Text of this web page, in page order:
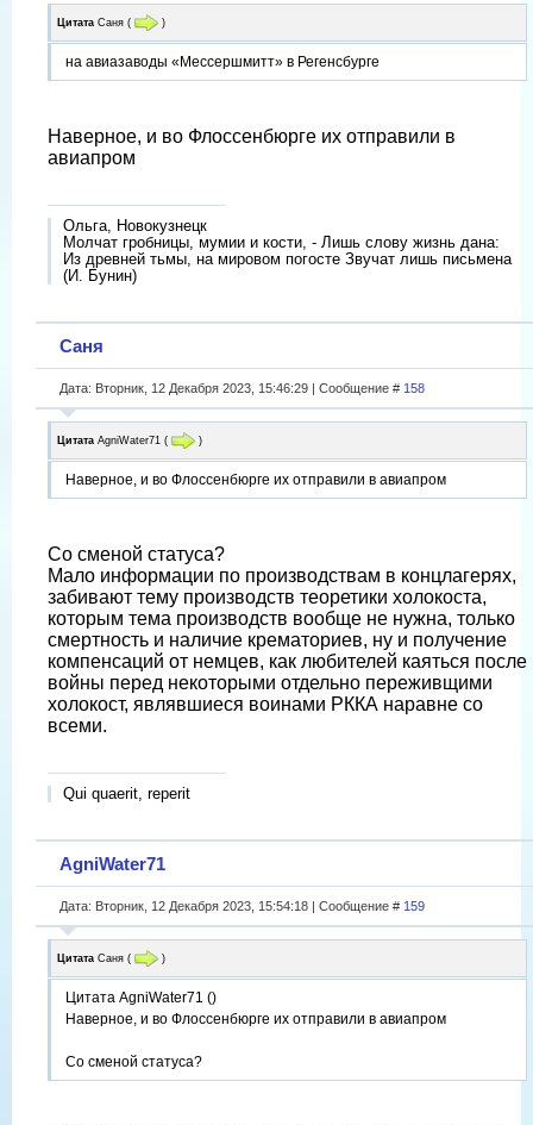
Цитата Саня ( )
на авиазаводы «Мессершмитт» в Регенсбурге
Наверное, и во Флоссенбюрге их отправили в
авиапром
Ольга, Новокузнецк
Молчат гробницы, мумии и кости, - Лишь слову жизнь дана:
Из древней тьмы, на мировом погосте Звучат лишь письмена
(И. Бунин)
Саня
Дата: Вторник, 12 Декабря 2023, 15:46:29 | Сообщение # 158
Цитата AgniWater71 ( )
Наверное, и во Флоссенбюрге их отправили в авиапром
Со сменой статуса?
Мало информации по производствам в концлагерях,
забивают тему производств теоретики холокоста,
которым тема производств вообще не нужна, только
смертность и наличие крематориев, ну и получение
компенсаций от немцев, как любителей каяться после
войны перед некоторыми отдельно переживщими
холокост, являвшиеся воинами РККА наравне со
всеми.
Qui quaerit, reperit
AgniWater71
Дата: Вторник, 12 Декабря 2023, 15:54:18 | Сообщение # 159
Цитата Саня ( )
Цитата AgniWater71 ()
Наверное, и во Флоссенбюрге их отправили в авиапром
Со сменой статуса?